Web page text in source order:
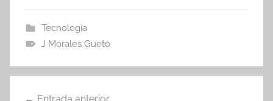
Tecnología
J Morales Gueto
Entrada anterior